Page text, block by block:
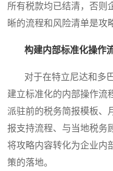
所有税款均已结清，否则
晰的流程和风险清单是攻
构建内部标准化操作
对于在特立尼达和多巴
建立标准化的内部操作流
派驻前的税务简报模板、
报支持流程、与当地税务
将攻略内容转化为企业内
策的落地。